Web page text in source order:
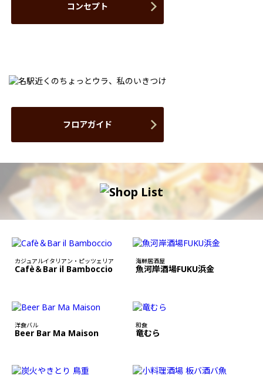
コンセプト
フロアガイド
カジュアルイタリアン・ピッツェリア
Cafè＆Bar il Bamboccio
海鮮居酒屋
魚河岸酒場FUKU浜金
洋食バル
Beer Bar Ma Maison
和食
竜むら